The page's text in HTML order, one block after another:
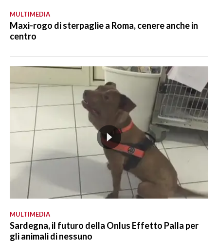
MULTIMEDIA
Maxi-rogo di sterpaglie a Roma, cenere anche in
centro
MULTIMEDIA
Sardegna, il futuro della Onlus Effetto Palla per
gli animali di nessuno